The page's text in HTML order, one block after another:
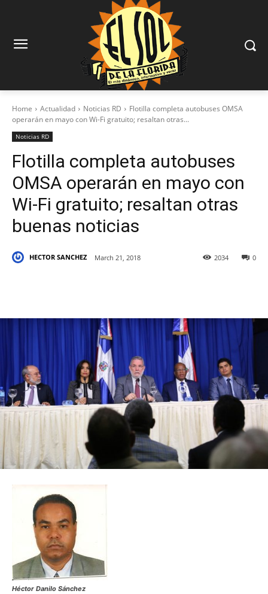
Home Actualidad Noticias RD
Flotilla completa autobuses OMSA
operarán en mayo con Wi-Fi gratuito; resaltan otras...
Noticias RD
Flotilla completa autobuses
OMSA operarán en mayo con
Wi-Fi gratuito; resaltan otras
buenas noticias
HECTOR SANCHEZ March 21, 2018 0
2034
Héctor Danilo Sánchez